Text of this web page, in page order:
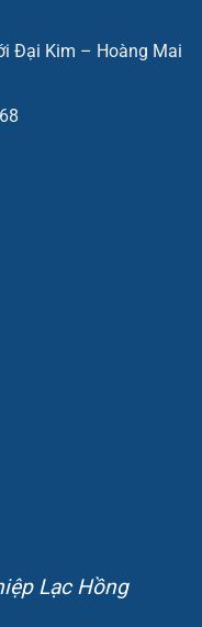
Đại Kim – Hoàng Mai
Lạc Hồng